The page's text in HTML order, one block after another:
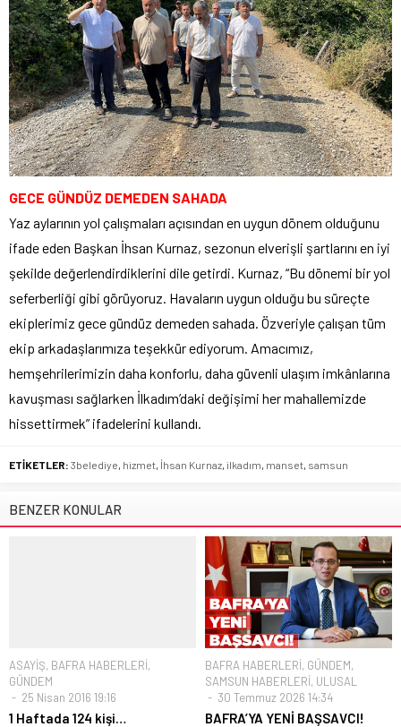
GECE GÜNDÜZ DEMEDEN SAHADA
Yaz aylarının yol çalışmaları açısından en uygun dönem olduğunu
ifade eden Başkan İhsan Kurnaz, sezonun elverişli şartlarını en iyi
şekilde değerlendirdiklerini dile getirdi. Kurnaz, “Bu dönemi bir yol
seferberliği gibi görüyoruz. Havaların uygun olduğu bu süreçte
ekiplerimiz gece gündüz demeden sahada. Özveriyle çalışan tüm
ekip arkadaşlarımıza teşekkür ediyorum. Amacımız,
hemşehrilerimizin daha konforlu, daha güvenli ulaşım imkânlarına
kavuşması sağlarken İlkadım’daki değişimi her mahallemizde
hissettirmek” ifadelerini kullandı.
ETİKETLER: 3belediye hizmet İhsan Kurnaz ilkadım manset samsun
BENZER KONULAR
ASAYİŞ, BAFRA HABERLERİ,
GÜNDEM
25 Nisan 2016 19:16
1 Haftada 124 kişi…
BAFRA HABERLERİ, GÜNDEM,
SAMSUN HABERLERİ, ULUSAL
30 Temmuz 2026 14:34
BAFRA’YA YENİ BAŞSAVCI!